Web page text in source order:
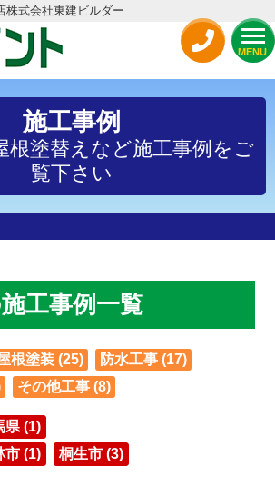
株式会社東建ビルダー
MENU
施工事例
根塗替えなど施工事例をご
覧下さい
工事例一覧
根塗装 (25)
防水工事 (17)
その他工事 (8)
県 (1)
市 (1)
桐生市 (3)